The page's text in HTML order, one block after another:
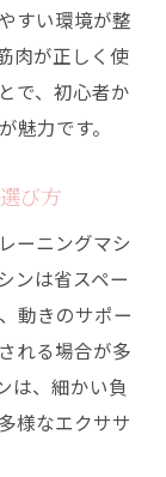
すい環境が整
肉が正しく使
で、初心者か
魅力です。
び方
ーニングマシ
ンは省スペー
動きのサポー
れる場合が多
は、細かい負
様なエクササ